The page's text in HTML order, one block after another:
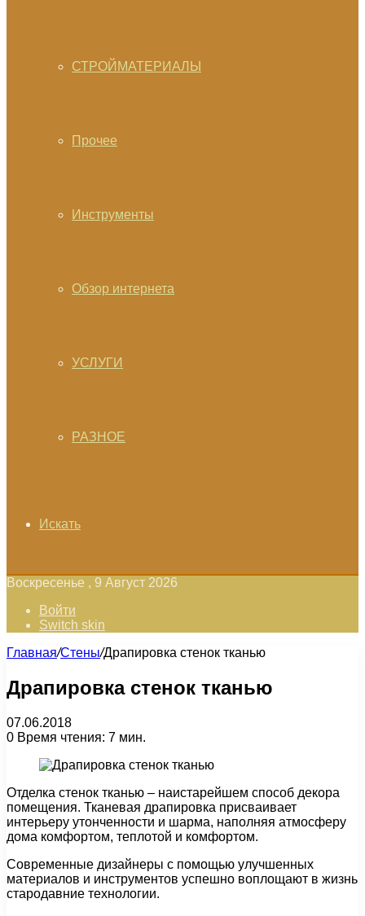
СТРОЙМАТЕРИАЛЫ
Прочее
Инструменты
Обзор интернета
УСЛУГИ
РАЗНОЕ
Искать
Воскресенье , 9 Август 2026
Войти
Switch skin
Главная/Стены/Драпировка стенок тканью
Драпировка стенок тканью
07.06.2018
0 Время чтения: 7 мин.
Отделка стенок тканью – наистарейшем способ декора
помещения. Тканевая драпировка присваивает
интерьеру утонченности и шарма, наполняя атмосферу
дома комфортом, теплотой и комфортом.
Современные дизайнеры с помощью улучшенных
материалов и инструментов успешно воплощают в жизнь
стародавние технологии.